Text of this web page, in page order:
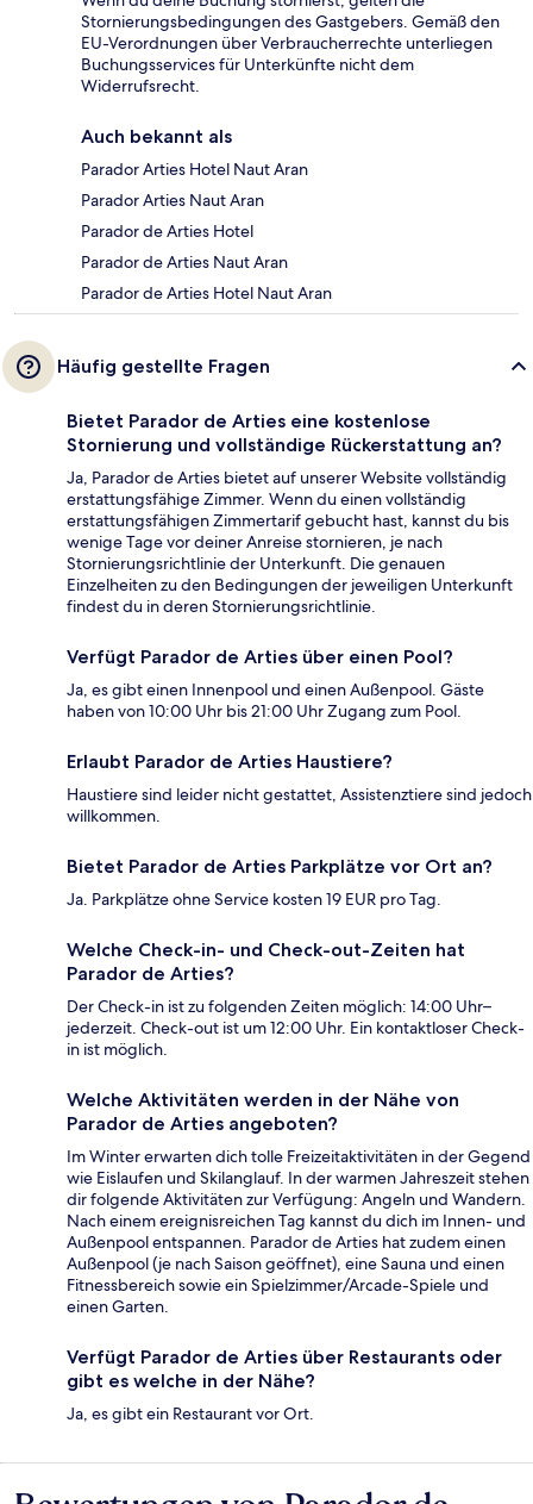
Stornierungsbedingungen des Gastgebers. Gemäß den
EU-Verordnungen über Verbraucherrechte unterliegen
Buchungsservices für Unterkünfte nicht dem
Widerrufsrecht.
Auch bekannt als
Parador Arties Hotel Naut Aran
Parador Arties Naut Aran
Parador de Arties Hotel
Parador de Arties Naut Aran
Parador de Arties Hotel Naut Aran
Häufig gestellte Fragen
Bietet Parador de Arties eine kostenlose
Stornierung und vollständige Rückerstattung an?
Ja, Parador de Arties bietet auf unserer Website vollständig
erstattungsfähige Zimmer. Wenn du einen vollständig
erstattungsfähigen Zimmertarif gebucht hast, kannst du bis
wenige Tage vor deiner Anreise stornieren, je nach
Stornierungsrichtlinie der Unterkunft. Die genauen
Einzelheiten zu den Bedingungen der jeweiligen Unterkunft
findest du in deren Stornierungsrichtlinie.
Verfügt Parador de Arties über einen Pool?
Ja, es gibt einen Innenpool und einen Außenpool. Gäste
haben von 10:00 Uhr bis 21:00 Uhr Zugang zum Pool.
Erlaubt Parador de Arties Haustiere?
Haustiere sind leider nicht gestattet, Assistenztiere sind jedoch
willkommen.
Bietet Parador de Arties Parkplätze vor Ort an?
Ja. Parkplätze ohne Service kosten 19 EUR pro Tag.
Welche Check-in- und Check-out-Zeiten hat
Parador de Arties?
Der Check-in ist zu folgenden Zeiten möglich: 14:00 Uhr–
jederzeit. Check-out ist um 12:00 Uhr. Ein kontaktloser Check-
in ist möglich.
Welche Aktivitäten werden in der Nähe von
Parador de Arties angeboten?
Im Winter erwarten dich tolle Freizeitaktivitäten in der Gegend
wie Eislaufen und Skilanglauf. In der warmen Jahreszeit stehen
dir folgende Aktivitäten zur Verfügung: Angeln und Wandern.
Nach einem ereignisreichen Tag kannst du dich im Innen- und
Außenpool entspannen. Parador de Arties hat zudem einen
Außenpool (je nach Saison geöffnet), eine Sauna und einen
Fitnessbereich sowie ein Spielzimmer/Arcade-Spiele und
einen Garten.
Verfügt Parador de Arties über Restaurants oder
gibt es welche in der Nähe?
Ja, es gibt ein Restaurant vor Ort.